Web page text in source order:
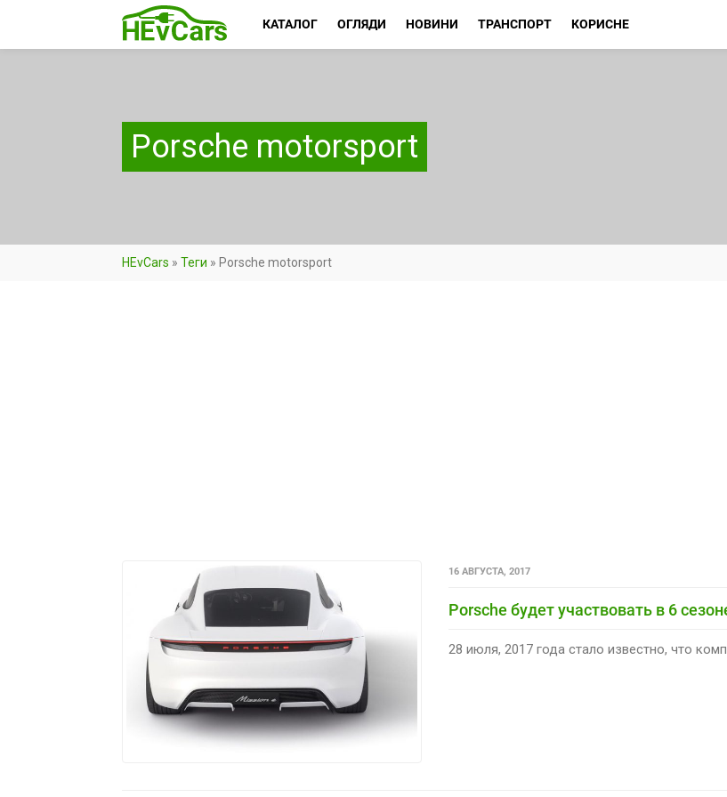
КАТАЛОГ ОГЛЯДИ НОВИНИ ТРАНСПОРТ КОРИСНЕ
Porsche motorsport
HEvCars » Теги » Porsche motorsport
16 АВГУСТА, 2017
Porsche будет участвовать в 6
28 июля, 2017 года стало известно, что